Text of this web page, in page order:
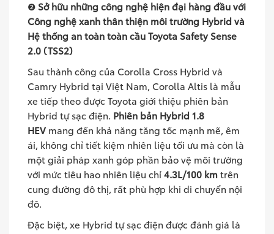
❷ Sở hữu những công nghệ hiện đại hàng đầu với
Công nghệ xanh thân thiện môi trường Hybrid và
Hệ thống an toàn toàn cầu Toyota Safety Sense
2.0 (TSS2)
Sau thành công của Corolla Cross Hybrid và
Camry Hybrid tại Việt Nam, Corolla Altis là mẫu
xe tiếp theo được Toyota giới thiệu phiên bản
Hybrid tự sạc điện. Phiên bản Hybrid 1.8
HEVmang đến khả năng tăng tốc mạnh mẽ, êm
ái, không chỉ tiết kiệm nhiên liệu tối ưu mà còn là
một giải pháp xanh góp phần bảo vệ môi trường
với mức tiêu hao nhiên liệu chỉ4.3L/100 kmtrên
cung đường đô thị, rất phù hợp khi di chuyển nội
đô.
Đặc biệt, xe Hybrid tự sạc điện được đánh giá là